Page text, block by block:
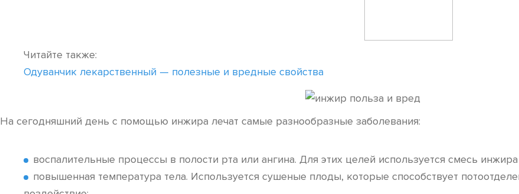
Читайте также:
Одуванчик лекарственный — полезные и вредные свойства
На сегодняшний день с помощью инжира лечат самые разнообразные заболевания:
воспалительные процессы в полости рта или ангина. Для этих целей используется смесь
повышенная температура тела. Используется сушеные плоды, которые способствует